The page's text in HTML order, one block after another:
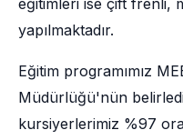
eğitimleri ise çift frenli,
yapılmaktadır.
Eğitim programımız
Müdürlüğü'nün
kursiyerlerimiz %97